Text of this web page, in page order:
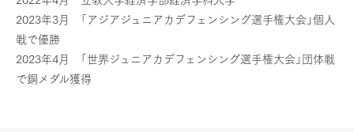
2023年3月 「アジアジュニアカデフェンシング選手権大会」個人
戦で優勝
2023年4月 「世界ジュニアカデフェンシング選手権大会」団体戦
で銅メダル獲得